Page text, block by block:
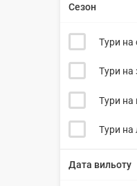
Сезон
Тури на
Тури на
Тури на
Тури на
Дата вильоту